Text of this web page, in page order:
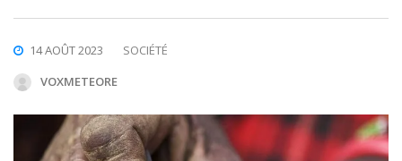
14 AOÛT 2023
SOCIÉTÉ
VOXMETEORE